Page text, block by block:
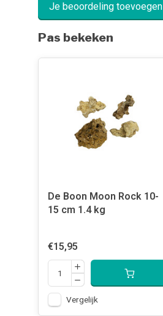
Je beoordeling toevoegen
Pas bekeken
De Boon Moon Rock 10-
15 cm 1.4 kg
€15,95
Vergelijk